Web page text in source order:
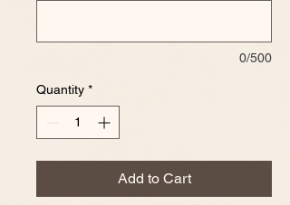
0/500
Quantity *
Add to Cart